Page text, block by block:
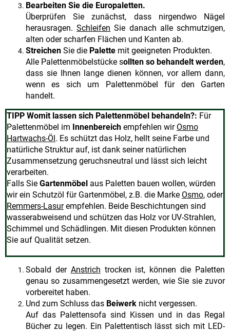
Bearbeiten Sie die Europaletten.
Überprüfen Sie zunächst, dass nirgendwo Nägel
herausragen.Schleifen Sie danach alle schmutzigen,
alten oder scharfen Flächen und Kanten ab.
Streichen Sie die Palette mit geeigneten Produkten.
Alle Palettenmöbelstücke sollten so behandelt werden,
dass sie Ihnen lange dienen können, vor allem dann,
wenn es sich um Palettenmöbel für den Garten
handelt.
TIPP Womit lassen sich Palettenmöbel behandeln?: Für
Palettenmöbel im Innenbereich empfehlen wir Osmo
Hartwachs-Öl . Es schützt das Holz, hellt seine Farbe und
natürliche Struktur auf, ist dank seiner natürlichen
Zusammensetzung geruchsneutral und lässt sich leicht
verarbeiten.
Falls Sie Gartenmöbel aus Paletten bauen wollen, würden
wir ein Schutzöl für Gartenmöbel, z.B. die Marke Osmo, oder
Remmers-Lasur empfehlen. Beide Beschichtungen sind
wasserabweisend und schützen das Holz vor UV-Strahlen,
Schimmel und Schädlingen. Mit diesen Produkten können
Sie auf Qualität setzen.
Sobald der Anstrich trocken ist, können die Paletten
genau so zusammengesetzt werden, wie Sie sie zuvor
vorbereitet haben.
Und zum Schluss das Beiwerk nicht vergessen.
Auf das Palettensofa sind Kissen und in das Regal
Bücher zu legen. Ein Palettentisch lässt sich mit LED-